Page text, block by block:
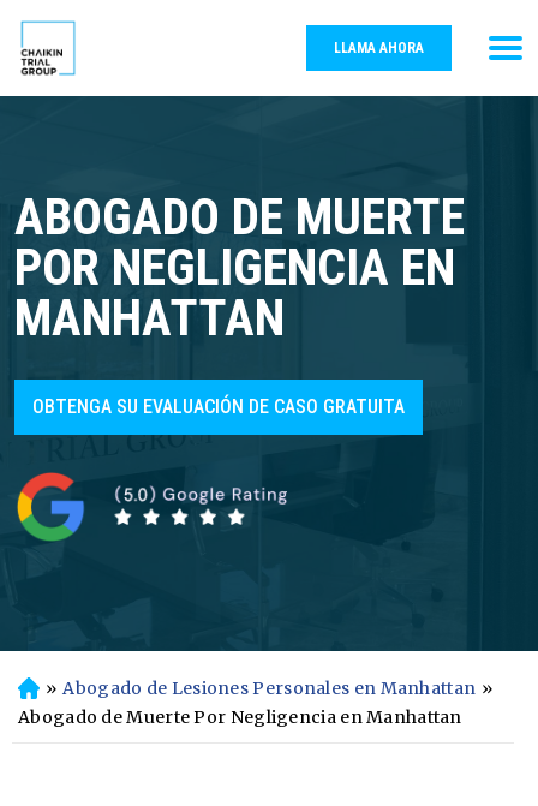
LLAMA AHORA
ABOGADO DE MUERTE
POR NEGLIGENCIA EN
MANHATTAN
OBTENGA SU EVALUACIÓN DE CASO GRATUITA
In
ici
» Abogado de Lesiones Personales en Manhattan »
Abogado de Muerte Por Negligencia en Manhattan